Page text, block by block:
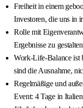
Freiheit in einem
Investoren, die uns in
Rolle mit
Ergebnisse zu gestalten
Work-Life-Balance ist
sind die Ausnahme,
Regelmäßige und
Event: 4 Tage in